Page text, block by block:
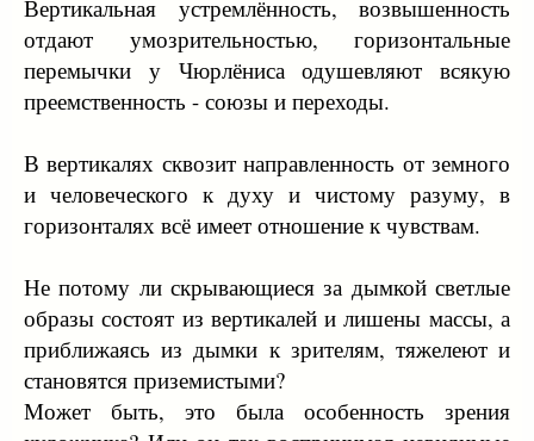
Вертикальная устремлённость, возвышенность
отдают умозрительностью, горизонтальные
перемычки у Чюрлёниса одушевляют всякую
преемственность - союзы и переходы.
В вертикалях сквозит направленность от земного
и человеческого к духу и чистому разуму, в
горизонталях всё имеет отношение к чувствам.
Не потому ли скрывающиеся за дымкой светлые
образы состоят из вертикалей и лишены массы, а
приближаясь из дымки к зрителям, тяжелеют и
становятся приземистыми?
Может быть, это была особенность зрения